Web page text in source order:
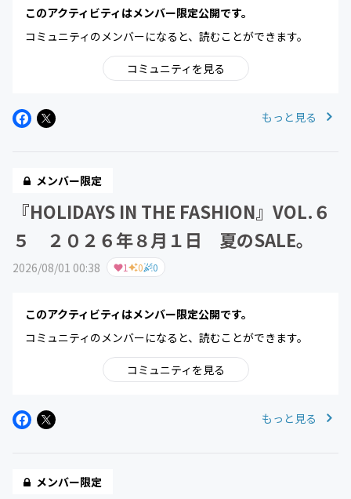
このアクティビティはメンバー限定公開です。
コミュニティのメンバーになると、読むことができます。
コミュニティを見る
もっと見る
メンバー限定
『HOLIDAYS IN THE FASHION』VOL.６
５ ２０２６年８月１日 夏のSALE。
2026/08/01 00:38 1 0 0
このアクティビティはメンバー限定公開です。
コミュニティのメンバーになると、読むことができます。
コミュニティを見る
もっと見る
メンバー限定